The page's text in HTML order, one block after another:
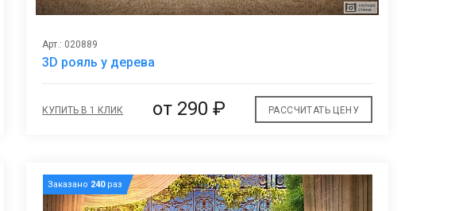
Арт.: 020889
3D рояль у дерева
КУПИТЬ В 1 КЛИК от 290 ₽ РАССЧИТАТЬ ЦЕНУ
Заказано 240раз